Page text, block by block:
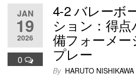
JAN
19
2026
0
4-2 バレーボ
ション：得
備フォーメ
プレー
By HARUTO NISHIKAWA